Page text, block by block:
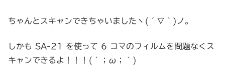
ちゃんとスキャンできちゃいましたヽ(´∇｀)ノ。
しかも SA-21 を使って 6 コマのフィルムを問題なくス
キャンできるよ！！！(´；ω；｀)